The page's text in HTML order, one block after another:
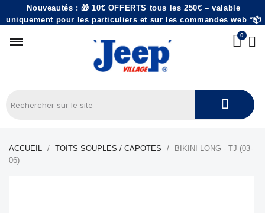
Nouveautés : 🎁 10€ OFFERTS tous les 250€ – valable
uniquement pour les particuliers et sur les commandes web *📦
ACCUEIL TOITS SOUPLES / CAPOTES
BIKINI LONG - TJ (03-
06)